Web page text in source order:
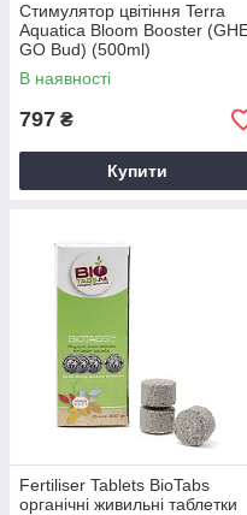
Стимулятор цвітіння Terra
Aquatica Bloom Booster
GO Bud) (500ml)
В наявності
797 ₴
Купити
Fertiliser Tablets BioTabs
органічні живильні таблетки